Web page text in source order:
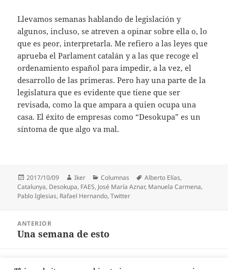
Llevamos semanas hablando de legislación y
algunos, incluso, se atreven a opinar sobre ella o, lo
que es peor, interpretarla. Me refiero a las leyes que
aprueba el Parlament catalán y a las que recoge el
ordenamiento español para impedir, a la vez, el
desarrollo de las primeras. Pero hay una parte de la
legislatura que es evidente que tiene que ser
revisada, como la que ampara a quien ocupa una
casa. El éxito de empresas como “Desokupa” es un
síntoma de que algo va mal.
Publicado
el
2017/10/09 Autor
Iker Categorías
Columnas Etiquetas
Alberto Elías,
Catalunya, Desokupa, FAES, José María Aznar, Manuela Carmena,
Pablo Iglesias, Rafael Hernando,Twitter
entradas
ANTERIOR
Entrada
Una semana de esto